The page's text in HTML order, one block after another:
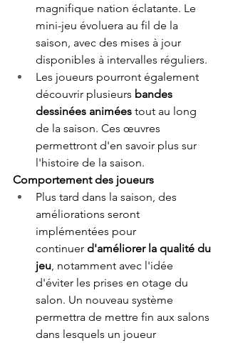
magnifique nation éclatante. Le
mini-jeu évoluera au fil de la
saison, avec des mises à jour
disponibles à intervalles réguliers.
Les joueurs pourront également
découvrir plusieurs bandes
dessinées animées tout au long
de la saison. Ces œuvres
permettront d'en savoir plus sur
l'histoire de la saison.
Comportement des joueurs
Plus tard dans la saison, des
améliorations seront
implémentées pour
continuer d'améliorer la qualité du
jeu , notamment avec l'idée
d'éviter les prises en otage du
salon. Un nouveau système
permettra de mettre fin aux salons
dans lesquels un joueur